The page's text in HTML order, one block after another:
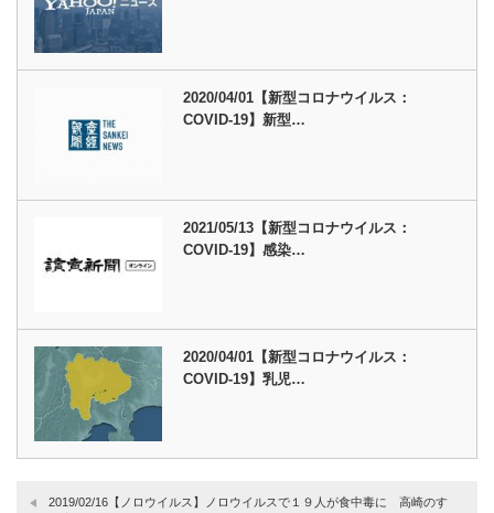
2020/04/01【新型コロナウイルス：
COVID-19】新型…
2021/05/13【新型コロナウイルス：
COVID-19】感染…
2020/04/01【新型コロナウイルス：
COVID-19】乳児…
2019/02/16【ノロウイルス】ノロウイルスで１９人が食中毒に 高崎のす